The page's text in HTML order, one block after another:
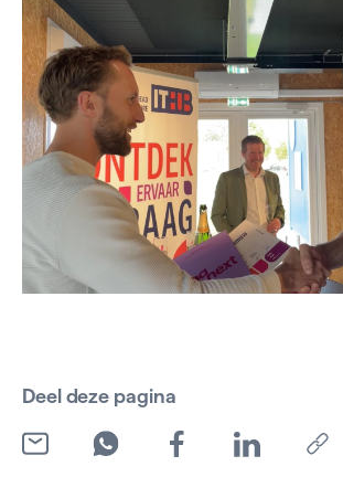
Deel deze pagina